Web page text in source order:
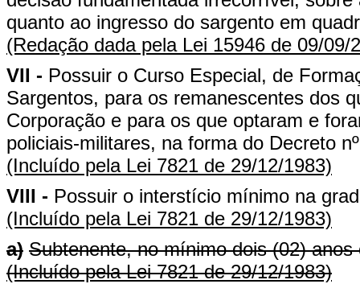
quanto ao ingresso do sargento em
(Redação dada pela Lei 15946 de 09/09/
VII - Possuir o Curso Especial, de
Sargentos, para os remanescentes dos
Corporação e para os que optaram e
policiais-militares, na forma do Decreto
(Incluído pela Lei 7821 de 29/12/1983)
VIII - Possuir o interstício mínimo na
(Incluído pela Lei 7821 de 29/12/1983)
a) Subtenente, no mínimo dois (02) anos
(Incluído pela Lei 7821 de 29/12/1983)